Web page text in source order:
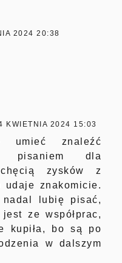
2024 20:38
KWIETNIA 2024 15:03
umieć znaleźć
pisaniem dla
zysków z
znakomicie.
lubię pisać,
ze współprac,
kupiła, bo są po
w dalszym